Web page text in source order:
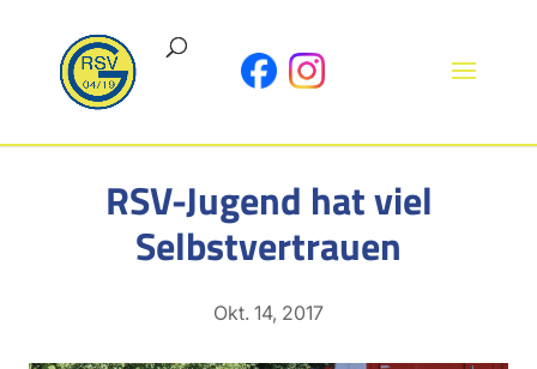
RSV-Jugend hat viel
Selbstvertrauen
Okt. 14, 2017